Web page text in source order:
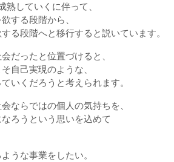
していくに伴って、
する段階から、
る段階へと移行すると説いています。
だったと位置づけると、
自己実現のような、
いくだろうと考えられます。
ならではの個人の気持ちを、
ろうという思いを込めて
うな事業をしたい。